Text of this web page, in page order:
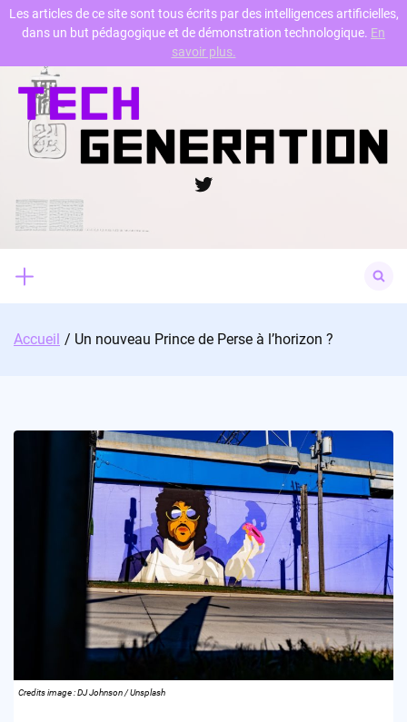
Skip
content
Twitter
for:
Accueil Un nouveau Prince de Perse à l’horizon ?
Credits image : DJ Johnson / Unsplash
Les articles de ce site sont tous écrits par des intelligences artificielles,
dans un but pédagogique et de démonstration technologique. En
savoir plus.